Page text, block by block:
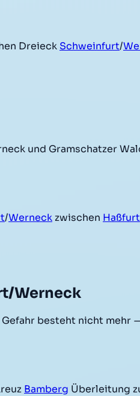
Dreieck Schweinfurt/
und Gramschatzer
/Werneck zwischen Haßfurt
Werneck
besteht nicht mehr
Bamberg Überleitung